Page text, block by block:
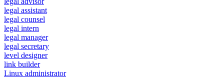
legal assistant
legal counsel
legal intern
legal manager
legal secretary
level designer
link builder
Linux administrator